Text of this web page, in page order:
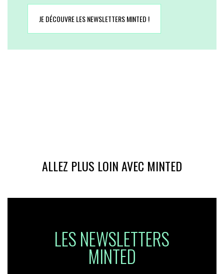
JE DÉCOUVRE LES NEWSLETTERS MINTED !
ALLEZ PLUS LOIN AVEC MINTED
LES NEWSLETTERS
MINTED